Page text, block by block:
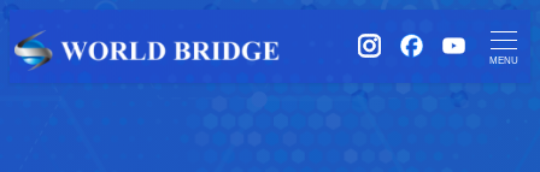
instagramFacebook
MENU